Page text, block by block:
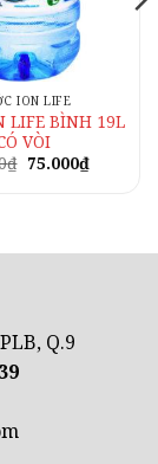
ION LIFE
LIFE BÌNH 19L
VÒI
₫ Giá
75.000₫Giá
hiện
Q.9